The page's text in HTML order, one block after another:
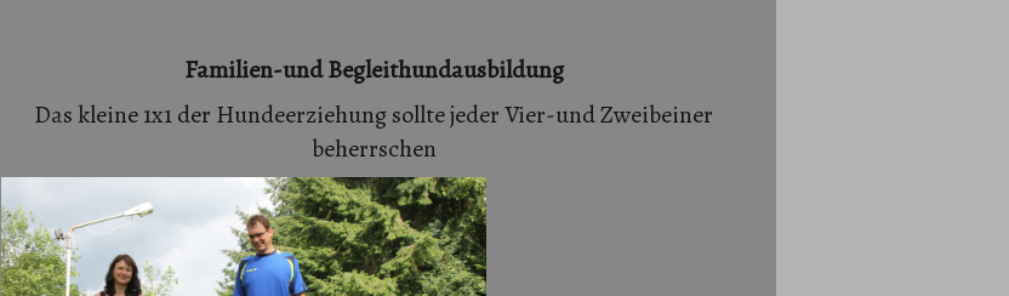
Familien-und Begleithundausbildung
Das kleine 1x1 der Hundeerziehung sollte jeder Vier-und Zweibeiner
beherrschen